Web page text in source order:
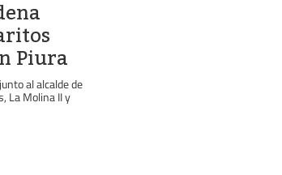
Piura
al alcalde de
La Molina II y